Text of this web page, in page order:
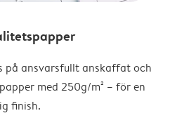
på ansvarsfullt anskaffat och
med 250g/m² – för en
finish.